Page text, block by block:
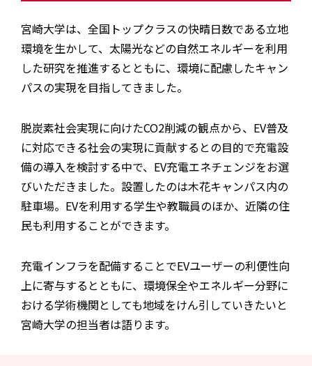
宮崎大学は、全国トップクラスの快晴日数である立地
環境を生かして、太陽光などの自然エネルギーを利用
した研究を推進するとともに、環境に配慮したキャン
パスの実現を目指してきました。
脱炭素社会実現に向けたCO2削減の観点から、EV普及
に対応できる社会の実現に貢献するとの目的で充電設
備の導入を検討する中で、EV充電エネチェンジをお選
びいただきました。設置したのは木花キャンパス内の
駐車場。EVを利用する学生や教職員のほか、近隣の住
民も利用することができます。
充電インフラを配備することでEVユーザーの利便性向
上に寄与するとともに、環境保全やエネルギー分野に
おける学術機関としても地域をけん引していきたいと
宮崎大学の担当者は語ります。